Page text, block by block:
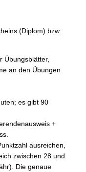
(Diplom) bzw.
Übungsblätter,
an den Übungen
es gibt 90
+
ausreichen,
zwischen 28 und
Die genaue